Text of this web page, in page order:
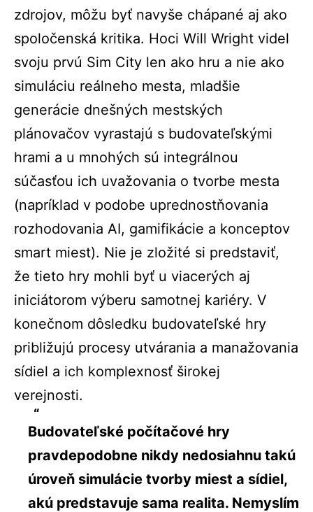
zdrojov, môžu byť navyše chápané aj ako
spoločenská kritika. Hoci Will Wright videl
svoju prvú Sim City len ako hru a nie ako
simuláciu reálneho mesta, mladšie
generácie dnešných mestských
plánovačov vyrastajú s budovateľskými
hrami a u mnohých sú integrálnou
súčasťou ich uvažovania o tvorbe mesta
(napríklad v podobe uprednostňovania
rozhodovania AI, gamifikácie a konceptov
smart miest). Nie je zložité si predstaviť,
že tieto hry mohli byť u viacerých aj
iniciátorom výberu samotnej kariéry. V
konečnom dôsledku budovateľské hry
približujú procesy utvárania a manažovania
sídiel a ich komplexnosť širokej
verejnosti.
Budovateľské počítačové hry
pravdepodobne nikdy nedosiahnu takú
úroveň simulácie tvorby miest a sídiel,
akú predstavuje sama realita. Nemyslím